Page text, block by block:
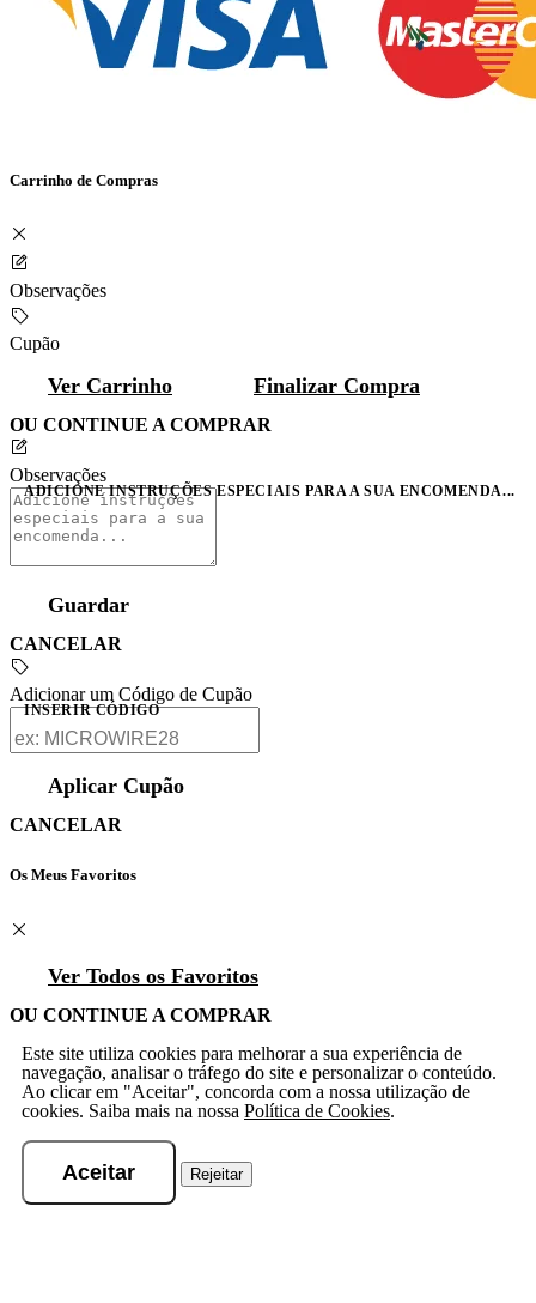
Carrinho de Compras
Observações
Cupão
Ver Carrinho Finalizar Compra
OU CONTINUE A COMPRAR
Observações
ADICIONE INSTRUÇÕES ESPECIAIS PARA A SUA ENCOMENDA...
Guardar
CANCELAR
Adicionar um Código de Cupão
INSERIR CÓDIGO
Aplicar Cupão
CANCELAR
Os Meus Favoritos
Ver Todos os Favoritos
OU CONTINUE A COMPRAR
Este site utiliza cookies para melhorar a sua experiência de
navegação, analisar o tráfego do site e personalizar o conteúdo.
Ao clicar em "Aceitar", concorda com a nossa utilização de
cookies. Saiba mais na nossa Política de Cookies.
Aceitar Rejeitar